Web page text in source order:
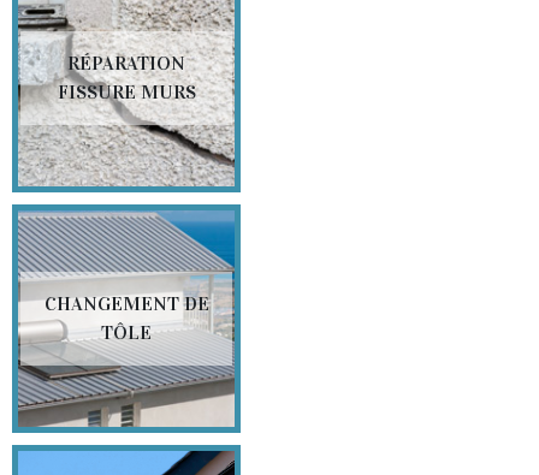
RÉPARATION
FISSURE MURS
CHANGEMENT DE
TÔLE